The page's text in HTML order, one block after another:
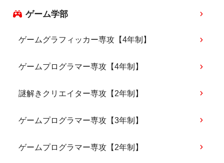
ゲーム学部
ゲームグラフィッカー専攻【4年制】
ゲームプログラマー専攻【4年制】
謎解きクリエイター専攻【2年制】
ゲームプログラマー専攻【3年制】
ゲームプログラマー専攻【2年制】